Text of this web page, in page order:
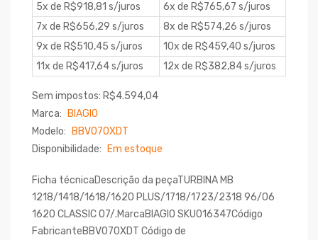
5x de R$918,81 s/juros
6x de R$765,67 s/juros
7x de R$656,29 s/juros
8x de R$574,26 s/juros
9x de R$510,45 s/juros
10x de R$459,40 s/juros
11x de R$417,64 s/juros
12x de R$382,84 s/juros
Sem impostos: R$4.594,04
Marca:
BIAGIO
Modelo:
BBV070XDT
Disponibilidade:
Em estoque
Ficha técnicaDescrição da peçaTURBINA MB
1218/1418/1618/1620 PLUS/1718/1723/2318 96/06
1620 CLASSIC 07/.MarcaBIAGIO SKU016347Código
FabricanteBBV070XDT Código de